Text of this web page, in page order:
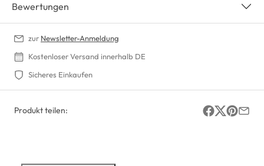
Bewertungen
zur Newsletter-Anmeldung
Kostenloser Versand innerhalb DE
Sicheres Einkaufen
Produkt teilen: